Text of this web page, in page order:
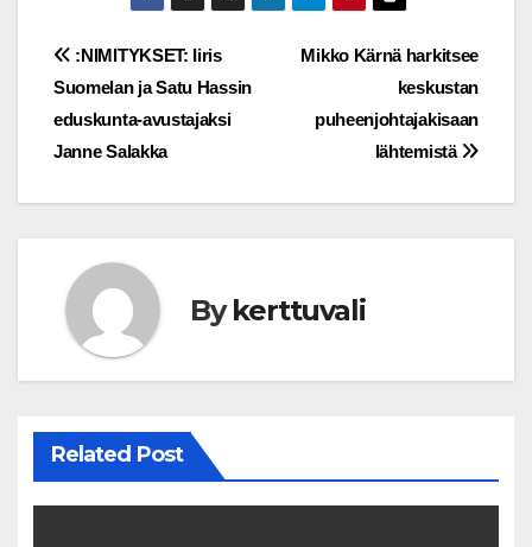
Post
navigation
Mikko Kärnä harkitsee
keskustan
puheenjohtajakisaan
lähtemistä
:NIMITYKSET: Iiris
Suomelan ja Satu Hassin
eduskunta-avustajaksi
Janne Salakka
Bykerttuvali
Related Post